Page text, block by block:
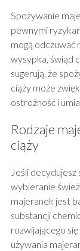
Spożywanie
pewnymi
mogą odczuwać
wysypka, świąd
sugerują, że
ciąży może
ostrożność i
Rodzaje
ciąży
Jeśli
wybieranie
majeranek jest
substancji
rozwijającego
używania